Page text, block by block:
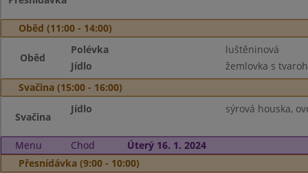
Oběd (11:00 - 14:00)
Oběd
Polévka
luštěninová
Jídlo
žemlovka s
Svačina (15:00 - 16:00)
Svačina
Jídlo sýrová houska,
Menu Chod
Úterý 16. 1. 2024
Přesnídávka (9:00 - 10:00)